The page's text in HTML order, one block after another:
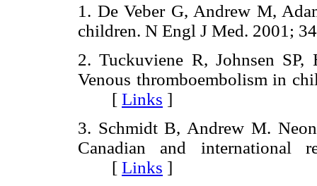
1. De Veber G, Andrew M,
children. N Engl J Med.
2. Tuckuviene R, Johnsen SP,
Venous thromboembolism in
[ Links ]
3. Schmidt B, Andrew M.
Canadian and international
[ Links ]